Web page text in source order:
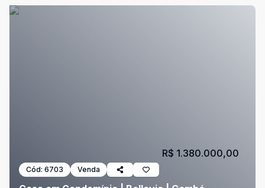
Cód: 6703 Venda
R$ 1.380.000,00